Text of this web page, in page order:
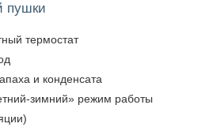
пушки
термостат
и конденсата
зимний» режим работы